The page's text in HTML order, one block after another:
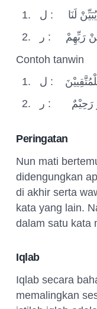
1.
ل :
يُبَيِّنْ لَنَا
2.
ر :
رَبِّهِمْ
Contoh tanwin
1.
ل :
2.
ر : رَحِيْمٌ
Peringatan
Nun mati
didengungkan
di akhir serta
kata yang lain.
dalam satu kata
Iqlab
Iqlab secara
memalingkan